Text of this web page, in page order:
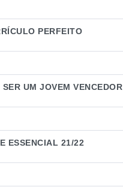
PERFEITO
SER UM JOVEM VENCEDOR
ESSENCIAL 21/22